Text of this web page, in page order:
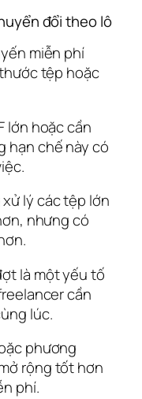
đổi theo lô
miễn phí
tệp hoặc
lớn hoặc cần
hạn chế này có
lý các tệp lớn
nhưng có
là một yếu tố
cần
lúc.
phương
rộng tốt hơn
phí.